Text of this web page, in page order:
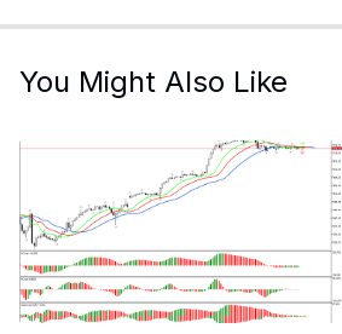
You Might Also Like